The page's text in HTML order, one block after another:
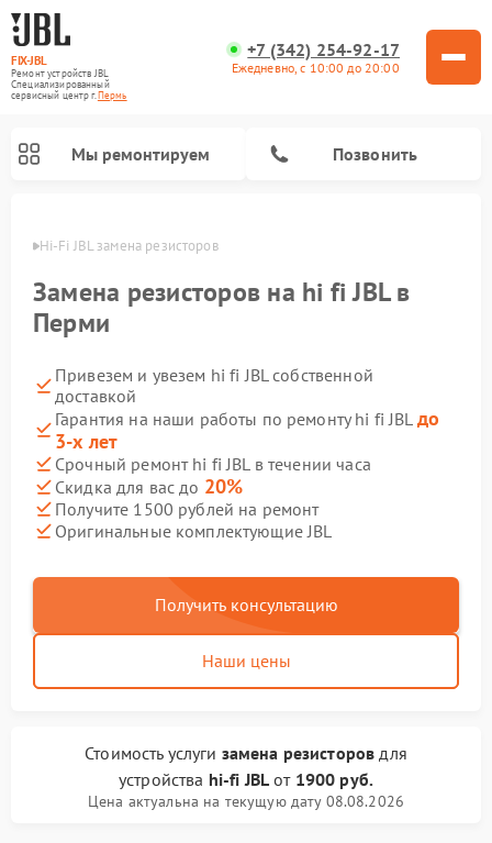
FIX-JBL
Ремонт устройств JBL
Специализированный
cервисный центр г.Пермь
+7 (342) 254-92-17
Ежедневно, с 10:00 до 20:00
Мы ремонтируем Позвонить
Hi-Fi JBL замена резисторов
Замена резисторов на hi fi JBL в
Перми
Привезем и увезем hi fi JBL собственной
доставкой
Гарантия на наши работы по ремонту hi fi JBL до
3-х лет
Срочный ремонт hi fi JBL в течении часа
Скидка для вас до 20%
Получите 1500 рублей на ремонт
Оригинальные комплектующие JBL
Получить консультацию
Наши цены
Стоимость услуги замена резисторов для
устройства hi-fi JBL от 1900 руб.
Цена актуальна на текущую дату 08.08.2026